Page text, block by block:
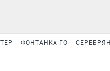
ФОНТАНКА ГО